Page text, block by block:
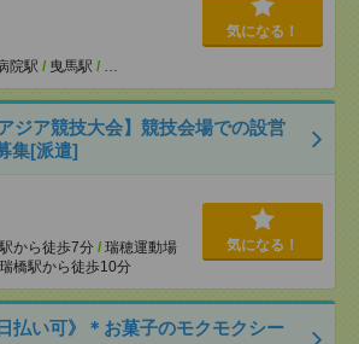
院駅 / 曳馬駅 / …
気になる！
ジア競技大会】競技会場での設営
集[派遣]
から徒歩7分 / 瑞穂運動場
橋駅から徒歩10分
気になる！
払い可》＊お菓子のモクモクシー